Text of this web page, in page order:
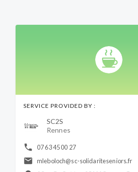
SERVICE PROVIDED BY :
SC2S
Rennes
07 63 45 00 27
mleboloch@sc-solidariteseniors.fr